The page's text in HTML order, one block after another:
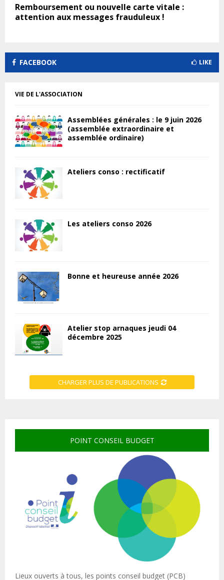
Remboursement ou nouvelle carte vitale :
attention aux messages frauduleux !
FACEBOOK LIKE
VIE DE L'ASSOCIATION
Assemblées générales : le 9 juin 2026
(assemblée extraordinaire et
assemblée ordinaire)
Ateliers conso : rectificatif
Les ateliers conso 2026
Bonne et heureuse année 2026
Atelier stop arnaques jeudi 04
décembre 2025
CHARGER PLUS DE PUBLICATIONS
POINT CONSEIL BUDGET
Lieux ouverts à tous, les points conseil budget (PCB)